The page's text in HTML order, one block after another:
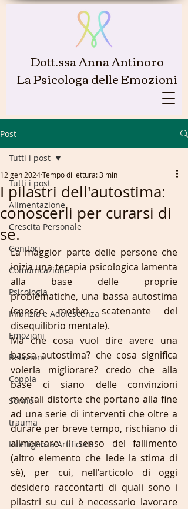
Dott.ssa Anna Antinoro
La Psicologa delle Emozioni
Post
Tutti i post
Alimentazione
Crescita Personale
Genitori
Comunicazione
Psicologia
Infanzia e Adolescenza
Emozioni
Relazioni
Coppia
Sonno
trauma
Intelligenza Artificiale
Tutti i post
I pilastri dell'autostima:
conoscerli per curarsi di
sè.
12 gen 2024Tempo di lettura: 3 min
La maggior parte delle persone che
inizia una terapia psicologica lamenta
alla base delle proprie
problematiche, una bassa autostima
(spesso motivo scatenante del
disequilibrio mentale).
Ma che cosa vuol dire avere una
bassa autostima? che cosa significa
volerla migliorare? credo che alla
base ci siano delle convinzioni
mentali distorte che portano alla fine
ad una serie di interventi che oltre a
durare per breve tempo, rischiano di
alimentare il senso del fallimento
(altro elemento che lede la stima di
sè), per cui, nell'articolo di oggi
desidero raccontarti di quali sono i
pilastri su cui è necessario lavorare